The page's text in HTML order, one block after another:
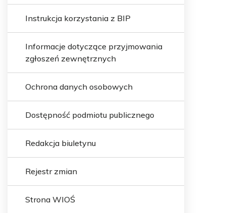
Instrukcja korzystania z BIP
Informacje dotyczące przyjmowania
zgłoszeń zewnętrznych
Ochrona danych osobowych
Dostępność podmiotu publicznego
Redakcja biuletynu
Rejestr zmian
Strona WIOŚ